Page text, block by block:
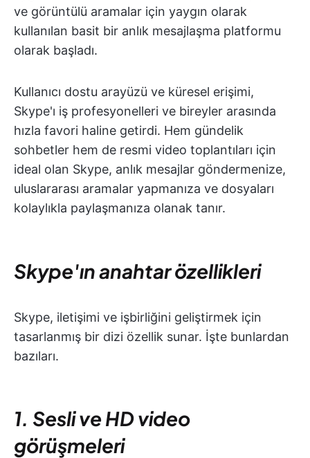
ve görüntülü aramalar için yaygın olarak
kullanılan basit bir anlık mesajlaşma platformu
olarak başladı.
Kullanıcı dostu arayüzü ve küresel erişimi,
Skype'ı iş profesyonelleri ve bireyler arasında
hızla favori haline getirdi. Hem gündelik
sohbetler hem de resmi video toplantıları için
ideal olan Skype, anlık mesajlar göndermenize,
uluslararası aramalar yapmanıza ve dosyaları
kolaylıkla paylaşmanıza olanak tanır.
Skype'ın anahtar özellikleri
Skype, iletişimi ve işbirliğini geliştirmek için
tasarlanmış bir dizi özellik sunar. İşte bunlardan
bazıları.
1. Sesli ve HD video
görüşmeleri